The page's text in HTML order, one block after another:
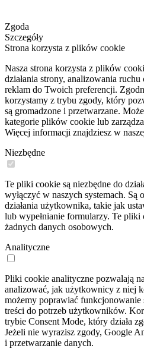
Zgoda
Szczegóły
Strona korzysta z plików cookie
Nasza strona korzysta z plików
działania strony, analizowania
reklam do Twoich preferencji.
korzystamy z trybu zgody, który
są gromadzone i przetwarzane.
kategorie plików cookie lub
Więcej informacji znajdziesz w
Niezbędne
Te pliki cookie są niezbędne do
wyłączyć w naszych systemach. Są
działania użytkownika, takie jak
lub wypełnianie formularzy. Te pliki
żadnych danych osobowych.
Analityczne
Pliki cookie analityczne pozwalają
analizować, jak użytkownicy z niej
możemy poprawiać
treści do potrzeb użytkowników.
trybie Consent Mode, który działa
Jeżeli nie wyrazisz zgody, Google
i przetwarzanie danych.